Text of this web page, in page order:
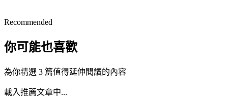
Recommended
你可能也喜歡
為你精選 3 篇值得延伸閱讀的內容
載入推薦文章中...